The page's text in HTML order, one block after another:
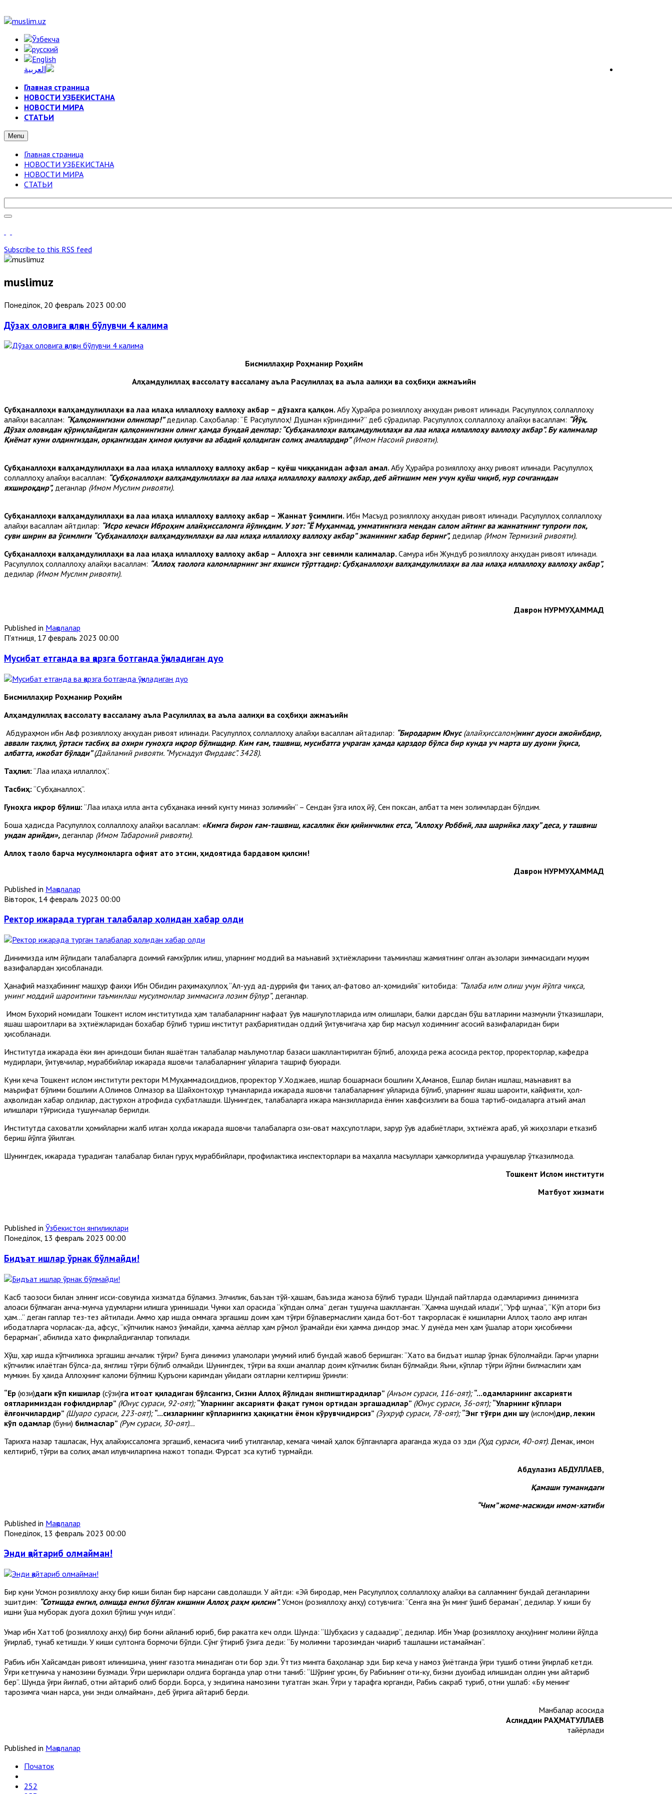
Главная страница
НОВОСТИ УЗБЕКИСТАНА
НОВОСТИ МИРА
СТАТЬИ
Menu
Главная страница
НОВОСТИ УЗБЕКИСТАНА
НОВОСТИ МИРА
СТАТЬИ
Subscribe to this RSS feed
muslimuz
Понеділок, 20 февраль 2023 00:00
Дўзах оловига қалқон бўлувчи 4 калима
Бисмиллаҳир Роҳманир Роҳийм
Алҳамдулиллаҳ вассолату вассаламу аъла Расулиллаҳ ва аъла аалиҳи ва соҳбиҳи ажмаъийн
Субҳаналлоҳи валҳамдулиллаҳи ва лаа илаҳа иллаллоҳу валлоҳу акбар – дўзахга қалқон. Абу Ҳурайра розияллоҳу анҳудан ривоят қилинади. Расулуллоҳ соллаллоҳу
алайҳи васаллам: “Қалқонингизни олинглар!”дедилар. Саҳобалар: “Ё Расулуллоҳ! Душман кўриндими?” деб сўрадилар. Расулуллоҳ соллаллоҳу алайҳи васаллам: “Йўқ.
Дўзах оловидан қўриқлайдиган қалқонингизни олинг ҳамда бундай денглар: “Субҳаналлоҳи валҳамдулиллаҳи ва лаа илаҳа иллаллоҳу валлоҳу акбар”. Бу калималар
Қиёмат куни олдингиздан, орқангиздан ҳимоя қилувчи ва абадий қоладиган солиҳ амаллардир”(Имом Насоий ривояти).
Субҳаналлоҳи валҳамдулиллаҳи ва лаа илаҳа иллаллоҳу валлоҳу акбар – қуёш чиққанидан афзал амал. Абу Ҳурайра розияллоҳу анҳу ривоят қилинади. Расулуллоҳ
соллаллоҳу алайҳи васаллам: “Субҳоналлоҳи валҳамдулиллаҳи ва лаа илаҳа иллаллоҳу валлоҳу акбар, деб айтишим мен учун қуёш чиқиб, нур сочганидан
яхшироқдир”,деганлар (Имом Муслим ривояти).
Субҳаналлоҳи валҳамдулиллаҳи ва лаа илаҳа иллаллоҳу валлоҳу акбар – Жаннат ўсимлиги. Ибн Масъуд розияллоҳу анҳудан ривоят қилинади. Расулуллоҳ соллаллоҳу
алайҳи васаллам айтдилар: “Исро кечаси Иброҳим алайҳиссаломга йўлиқдим. У зот: “Ё Муҳаммад, умматингизга мендан салом айтинг ва жаннатнинг тупроғи пок,
суви ширин ва ўсимлиги “Субҳаналлоҳи валҳамдулиллаҳи ва лаа илаҳа иллаллоҳу валлоҳу акбар” эканининг хабар беринг”,дедилар (Имом Термизий ривояти).
Субҳаналлоҳи валҳамдулиллаҳи ва лаа илаҳа иллаллоҳу валлоҳу акбар – Аллоҳга энг севимли калималар. Самура ибн Жундуб розияллоҳу анҳудан ривоят қилинади.
Расулуллоҳ соллаллоҳу алайҳи васаллам: “Аллоҳ таолога каломларнинг энг яхшиси тўрттадир: Субҳаналлоҳи валҳамдулиллаҳи ва лаа илаҳа иллаллоҳу валлоҳу акбар”,
дедилар (Имом Муслим ривояти).
Даврон НУРМУҲАММАД
Published in Мақолалар
П'ятниця, 17 февраль 2023 00:00
Мусибат етганда ва қарзга ботганда ўқиладиган дуо
Бисмиллаҳир Роҳманир Роҳийм
Алҳамдулиллаҳ вассолату вассаламу аъла Расулиллаҳ ва аъла аалиҳи ва соҳбиҳи ажмаъийн
Абдураҳмон ибн Авф розияллоҳу анҳудан ривоят қилинади. Расулуллоҳ соллаллоҳу алайҳи васаллам айтадилар: “Биродарим Юнус(алайҳиссалом)нинг дуоси ажойибдир,
аввали таҳлил, ўртаси тасбиҳ ва охири гуноҳга иқрор бўлишдир. Ким ғам, ташвиш, мусибатга учраган ҳамда қарздор бўлса бир кунда уч марта шу дуони ўқиса,
албатта, ижобат бўлади”(Дайламий ривояти. “Муснадул Фирдавс”. 3428).
Таҳлил: “Лаа илаҳа иллаллоҳ”.
Тасбиҳ: “Субҳаналлоҳ”.
Гуноҳга иқрор бўлиш: “Лаа илаҳа илла анта субҳанака инний кунту миназ золимийн” – Сендан ўзга илоҳ йўқ, Сен поксан, албатта мен золимлардан бўлдим.
Бошқа ҳадисда Расулуллоҳ соллаллоҳу алайҳи васаллам: «Кимга бирон ғам-ташвиш, касаллик ёки қийинчилик етса, “Аллоҳу Роббий, лаа шарийка лаҳу” деса, у ташвиш
ундан арийди», деганлар (Имом Табароний ривояти).
Аллоҳ таоло барча мусулмонларга офият ато этсин, ҳидоятида бардавом қилсин!
Даврон НУРМУҲАММАД
Published in Мақолалар
Вівторок, 14 февраль 2023 00:00
Ректор ижарада турган талабалар ҳолидан хабар олди
Динимизда илм йўлидаги талабаларга доимий ғамхўрлик қилиш, уларнинг моддий ва маънавий эҳтиёжларини таъминлаш жамиятнинг қолган аъзолари зиммасидаги муҳим
вазифалардан ҳисобланади.
Ҳанафий мазҳабининг машҳур фақиҳи Ибн Обидин раҳимаҳуллоҳ “Ал-уқуд ад-дуррийя фи танқиҳ ал-фатово ал-ҳомидийя” китобида: “Талаба илм олиш учун йўлга чиқса,
унинг моддий шароитини таъминлаш мусулмонлар зиммасига лозим бўлур”, деганлар.
Имом Бухорий номидаги Тошкент ислом институтида ҳам талабаларнинг нафақат ўқув машғулотларида илм олишлари, балки дарсдан бўш вақтларини мазмунли ўтказишлари,
яшаш шароитлари ва эҳтиёжларидан бохабар бўлиб туриш институт раҳбариятидан оддий ўқитувчигача ҳар бир масъул ходимнинг асосий вазифаларидан бири
ҳисобланади.
Институтда ижарада ёки яқин қариндоши билан яшаётган талабалар маълумотлар базаси шакллантирилган бўлиб, алоҳида режа асосида ректор, проректорлар, кафедра
мудирлари, ўқитувчилар, мураббийлар ижарада яшовчи талабаларнинг уйларига ташриф буюради.
Куни кеча Тошкент ислом институти ректори М.Муҳаммадсиддиқов, проректор У.Ходжаев, ишлар бошқармаси бошлиғи Ҳ.Аманов, Ёшлар билан ишлаш, маънавият ва
маърифат бўлими бошлиғи А.Олимов Олмазор ва Шайхонтоҳур туманларида ижарада яшовчи талабаларнинг уйларида бўлиб, уларнинг яшаш шароити, кайфияти, ҳол-
аҳволидан хабар олдилар, дастурхон атрофида суҳбатлашди. Шунингдек, талабаларга ижара манзилларида ёнғин хавфсизлиги ва бошқа тартиб-қоидаларга қатъий амал
қилишлари тўғрисида тушунчалар берилди.
Институтда саховатли ҳомийларни жалб қилган ҳолда ижарада яшовчи талабаларга озиқ-овқат маҳсулотлари, зарур ўқув адабиётлари, эҳтиёжга қараб, уй жиҳозлари етказиб
бериш йўлга қўйилган.
Шунингдек, ижарада турадиган талабалар билан гуруҳ мураббийлари, профилактика инспекторлари ва маҳалла масъуллари ҳамкорлигида учрашувлар ўтказилмоқда.
Тошкент Ислом институти
Матбуот хизмати
Published in Ўзбекистон янгиликлари
Понеділок, 13 февраль 2023 00:00
Бидъат ишлар ўрнак бўлмайди!
Касб тақозоси билан элнинг иссиқ-совуғида хизматда бўламиз. Элчилик, баъзан тўй-ҳашам, баъзида жаноза бўлиб туради. Шундай пайтларда одамларимиз динимизга
алоқаси бўлмаган анча-мунча удумларни қилишга уринишади. Чунки халқ орасида “кўпдан қолма” деган тушунча шаклланган. “Ҳамма шундай қилади”, “Урф шунақа”, “Кўп қатори биз
ҳам...” деган гаплар тез-тез айтилади. Аммо ҳар ишда оммага эргашиш доим ҳам тўғри бўлавермаслиги ҳақида бот-бот такрорласак ё кишиларни Аллоҳ таоло амр қилган
ибодатларга чорласак-да, афсус, “кўпчилик намоз ўқимайди, ҳамма аёллар ҳам рўмол ўрамайди ёки ҳамма диндор эмас. У дунёда мен ҳам ўшалар қатори ҳисобимни
берарман”, қабилида хато фикрлайдиганлар топилади.
Хўш, ҳар ишда кўпчиликка эргашиш қанчалик тўғри? Бунга динимиз уламолари умумий қилиб бундай жавоб беришган: “Хато ва бидъат ишлар ўрнак бўлолмайди. Гарчи уларни
кўпчилик қилаётган бўлса-да, янглиш тўғри бўлиб қолмайди. Шунингдек, тўғри ва яхши амаллар доим кўпчилик билан бўлмайди. Яъни, кўплар тўғри йўлни билмаслиги ҳам
мумкин. Бу ҳақида Аллоҳнинг каломи бўлмиш Қуръони каримдан қуйидаги оятларни келтириш ўринли:
“Ер (юзи)даги кўп кишилар (сўзи)га итоат қиладиган бўлсангиз, Сизни Аллоҳ йўлидан янглиштирадилар” (Анъом сураси, 116-оят);“...одамларнинг аксарияти
оятларимиздан ғофилдирлар” (Юнус сураси, 92-оят);“Уларнинг аксарияти фақат гумон ортидан эргашадилар” (Юнус сураси, 36-оят);“Уларнинг кўплари
ёлғончилардир” (Шуаро сураси, 223-оят);“...сизларнинг кўпларингиз ҳақиқатни ёмон кўрувчидирсиз” (Зухруф сураси, 78-оят);“Энг тўғри дин шу (ислом)дир, лекин
кўп одамлар (буни) билмаслар” (Рум сураси, 30-оят)...
Тарихга назар ташласак, Нуҳ алайҳиссаломга эргашиб, кемасига чиқиб қутилганлар, кемага чиқмай ҳалок бўлганларга қараганда жуда оз эди (Ҳуд сураси, 40-оят). Демак, имон
келтириб, тўғри ва солиҳ амал қилувчиларгина нажот топади. Фурсат эса кутиб турмайди.
Абдулазиз АБДУЛЛАЕВ,
Қамаши туманидаги
“Чим” жоме-масжиди имом-хатиби
Published in Мақолалар
Понеділок, 13 февраль 2023 00:00
Энди қайтариб олмайман!
Бир куни Усмон розияллоҳу анҳу бир киши билан бир нарсани савдолашди. У айтди: «Эй биродар, мен Расулуллоҳ соллаллоҳу алайҳи ва салламнинг бундай деганларини
эшитдим: “Сотишда енгил, олишда енгил бўлган кишини Аллоҳ раҳм қилсин”. Усмон (розияллоҳу анҳу) сотувчига: “Сенга яна ўн минг қўшиб бераман”, дедилар. У киши бу
ишни ўша муборак дуога дохил бўлиш учун қилди”.
Умар ибн Хаттоб (розияллоҳу анҳу) бир боғни айланиб юриб, бир ракатга кеч қолди. Шунда: “Шубҳасиз у садақадир”, дедилар. Ибн Умар (розияллоҳу анҳу)нинг молини йўлда
ўғирлаб, тунаб кетишди. У киши султонга бормоқчи бўлди. Сўнг ўтириб ўзига деди: “Бу молимни тарозимдан чиқариб ташлашни истамайман”.
Рабиъ ибн Хайсамдан ривоят қилинишича, унинг ғазотга минадиган оти бор эди. Ўттиз мингга баҳоланар эди. Бир кеча у намоз ўқиётганда ўғри тушиб отини ўғирлаб кетди.
Ўғри кетгунича у намозини бузмади. Ўғри шериклари олдига борганда улар отни таниб: “Шўринг қурсин, бу Рабиънинг оти-ку, бизни дуоибад қилишидан олдин уни қайтариб
бер”. Шунда ўғри йиғлаб, отни қайтариб олиб борди. Борса, у эндигина намозини тугатган экан. Ўғри у тарафга юрганди, Рабиъ сакраб туриб, отни ушлаб: «Бу менинг
тарозимга чиққан нарса, уни энди олмайман», деб ўғрига қайтариб берди.
Манбалар асосида
Аслиддин РАҲМАТУЛЛАЕВ
тайёрлади
Published in Мақолалар
Початок
252